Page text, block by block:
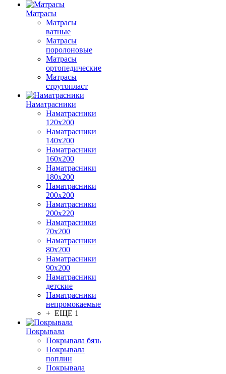
Матрасы
Матрасы
ватные
Матрасы
поролоновые
Матрасы
ортопедические
Матрасы
струтопласт
Наматрасники
Наматрасники
120х200
Наматрасники
140х200
Наматрасники
160х200
Наматрасники
180х200
Наматрасники
200х200
Наматрасники
200х220
Наматрасники
70х200
Наматрасники
80х200
Наматрасники
90х200
Наматрасники
детские
Наматрасники
непромокаемые
+ ЕЩЕ 1
Покрывала
Покрывала бязь
Покрывала
поплин
Покрывала